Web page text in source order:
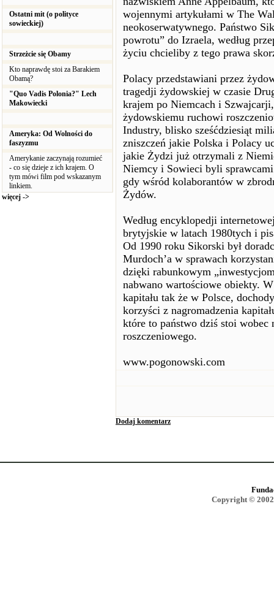
Ostatni mit (o polityce
sowieckiej)
Strzeżcie się Obamy
Kto naprawdę stoi za Barakiem
Obamą?
"Quo Vadis Polonia?" Lech
Makowiecki
Ameryka: Od Wolności do
faszyzmu
Amerykanie zaczynają rozumieć
- co się dzieje z ich krajem. O
tym mówi film pod wskazanym
linkiem.
więcej ->
wojennymi artykułami w The
neokoserwatywnego. Państwo
powrotu” do Izraela, według
życiu chcieliby z tego prawa
Polacy przedstawiani przez
tragedji żydowskiej w czasie
krajem po Niemcach i
żydowskiemu ruchowi
Industry, blisko sześćdziesiąt
zniszczeń jakie Polska i Polacy
jakie Żydzi już otrzymali z
Niemcy i Sowieci byli
gdy wśród kolaborantów w
Żydów.
Według encyklopedji
brytyjskie w latach 1980tych i
Od 1990 roku Sikorski był
Murdoch’a w sprawach
dzięki rabunkowym
nabwano wartościowe obiekty.
kapitału tak że w Polsce,
korzyści z nagromadzenia
które to państwo dziś stoi
roszczeniowego.
www.pogonowski.com
Dodaj komentarz
Copyright ©